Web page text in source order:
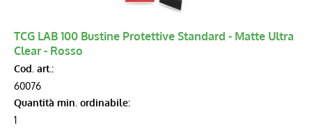
TCG LAB 100 Bustine Protettive Standard - Matte Ultra
Clear - Rosso
Cod. art.:
60076
Quantità min. ordinabile:
1